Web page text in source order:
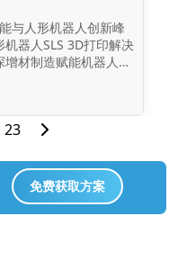
的高性能粉末材料。
伸强度：39...
与人形机器人创新峰
器人SLS 3D打印解决
材制造赋能机器人创
以“智以载身，形启新
、实用化及产业化发展
部整机企业、核心部件
讨具身智能时代下的
轻量化、强度、快速
23
免费获取方案